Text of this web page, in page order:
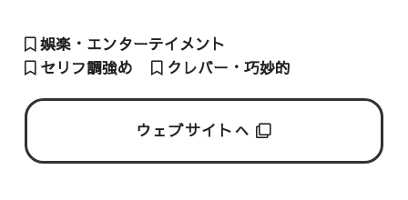
娯楽・エンターテイメント
セリフ調強め
クレバー・巧妙的
ウェブサイトへ